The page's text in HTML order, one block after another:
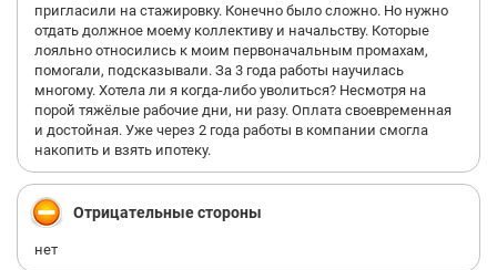
пригласили на стажировку. Конечно было сложно. Но нужно
отдать должное моему коллективу и начальству. Которые
лояльно относились к моим первоначальным промахам,
помогали, подсказывали. За 3 года работы научилась
многому. Хотела ли я когда-либо уволиться? Несмотря на
порой тяжёлые рабочие дни, ни разу. Оплата своевременная
и достойная. Уже через 2 года работы в компании смогла
накопить и взять ипотеку.
Отрицательные стороны
нет